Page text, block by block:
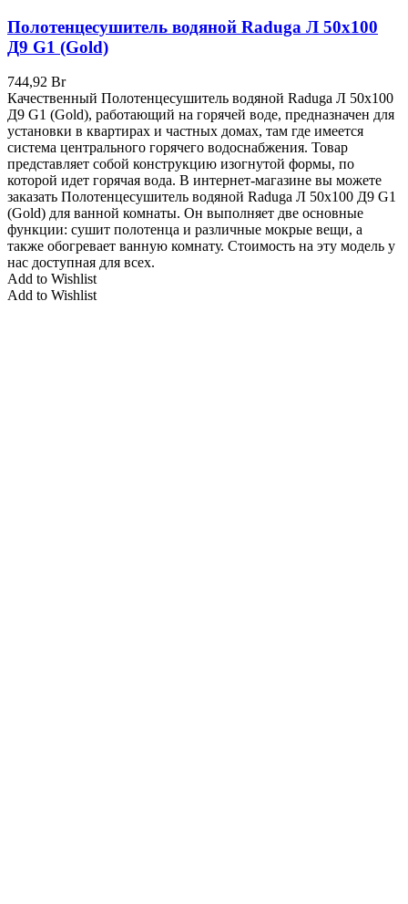
Полотенцесушитель водяной Raduga Л 50х100
Д9 G1 (Gold)
744,92 Br
Качественный Полотенцесушитель водяной Raduga Л 50х100
Д9 G1 (Gold), работающий на горячей воде, предназначен для
установки в квартирах и частных домах, там где имеется
система центрального горячего водоснабжения. Товар
представляет собой конструкцию изогнутой формы, по
которой идет горячая вода. В интернет-магазине вы можете
заказать Полотенцесушитель водяной Raduga Л 50х100 Д9 G1
(Gold) для ванной комнаты. Он выполняет две основные
функции: сушит полотенца и различные мокрые вещи, а
также обогревает ванную комнату. Стоимость на эту модель у
нас доступная для всех.
Add to Wishlist
Add to Wishlist